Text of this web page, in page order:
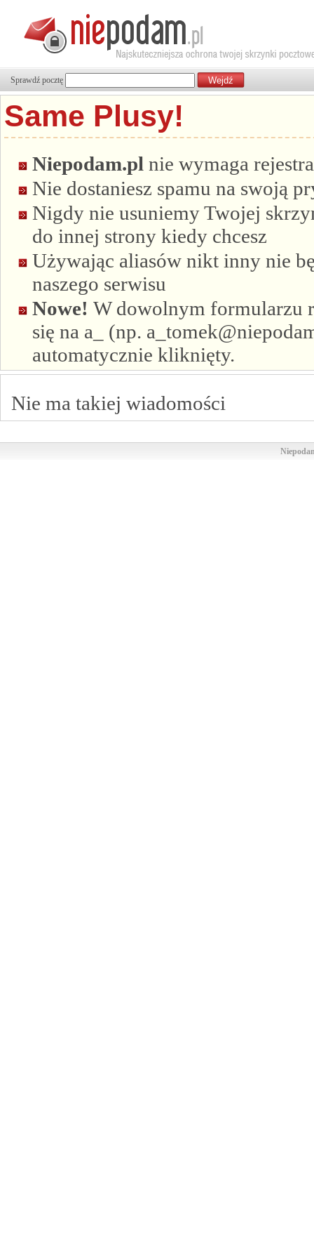
Sprawdź pocztę
Same Plusy!
Niepodam.pl nie wymaga
Nie dostaniesz spamu na swoją
Nigdy nie usuniemy Twojej
do innej strony kiedy chcesz
Używając aliasów nikt inny nie
naszego serwisu
Nowe! W dowolnym formularzu
się na a_ (np.
automatycznie kliknięty.
Nie ma takiej wiadomości